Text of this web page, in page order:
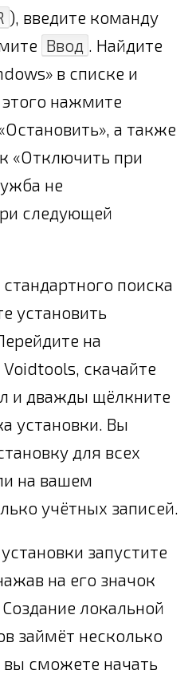
), введите команду
Ввод . Найдите
в списке и
нажмите
а также
«Отключить при
не
следующей
поиска
установить
на
скачайте
и дважды щёлкните
установки. Вы
для всех
на вашем
учётных записей.
запустите
на его значок
локальной
займёт несколько
вы сможете начать